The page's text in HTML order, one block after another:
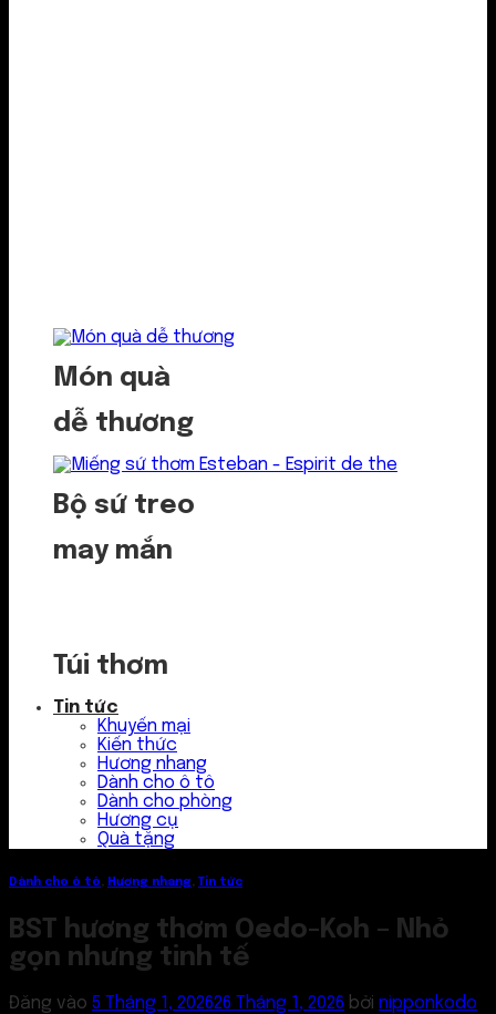
Món quà
dễ thương
Bộ sứ treo
may mắn
Túi thơm
Tin tức
Khuyến mại
Kiến thức
Hương nhang
Dành cho ô tô
Dành cho phòng
Hương cụ
Quà tặng
Dành cho ô tô, Hương nhang, Tin tức
BST hương thơm Oedo-Koh – Nhỏ
gọn nhưng tinh tế
Đăng vào 5 Tháng 1, 202626 Tháng 1, 2026 bởi nipponkodo